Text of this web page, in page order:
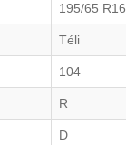
195/65 R16
Téli
104
R
D